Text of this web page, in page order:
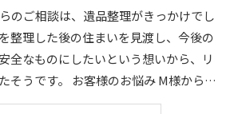
整理した後の住まいを見渡し、今後の
全なものにしたいという想いから、リ
のお悩み M様からは
伺いました。